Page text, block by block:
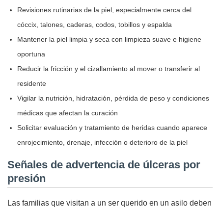
Revisiones rutinarias de la piel, especialmente cerca del
cóccix, talones, caderas, codos, tobillos y espalda
Mantener la piel limpia y seca con limpieza suave e higiene
oportuna
Reducir la fricción y el cizallamiento al mover o transferir al
residente
Vigilar la nutrición, hidratación, pérdida de peso y condiciones
médicas que afectan la curación
Solicitar evaluación y tratamiento de heridas cuando aparece
enrojecimiento, drenaje, infección o deterioro de la piel
Señales de advertencia de úlceras por
presión
Las familias que visitan a un ser querido en un asilo deben